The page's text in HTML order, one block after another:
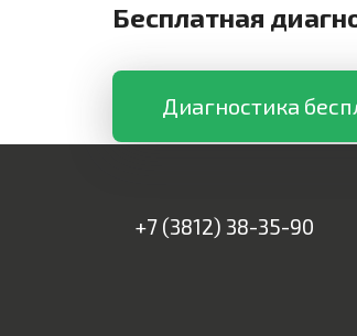
Бесплатная
Диагностика
+7 (3812) 38-35-90